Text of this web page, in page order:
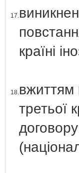
17.
країні
18.вжиттям
третьої